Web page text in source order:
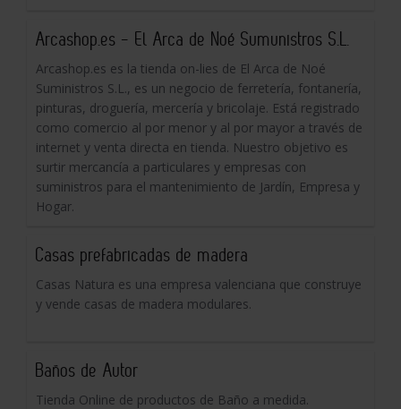
Arcashop.es - El Arca de Noé Sumunistros S.L.
Arcashop.es es la tienda on-lies de El Arca de Noé
Suministros S.L., es un negocio de ferretería, fontanería,
pinturas, droguería, mercería y bricolaje. Está registrado
como comercio al por menor y al por mayor a través de
internet y venta directa en tienda. Nuestro objetivo es
surtir mercancía a particulares y empresas con
suministros para el mantenimiento de Jardín, Empresa y
Hogar.
Casas prefabricadas de madera
Casas Natura es una empresa valenciana que construye
y vende casas de madera modulares.
Baños de Autor
Tienda Online de productos de Baño a medida.